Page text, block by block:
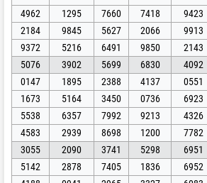
4962
1295 7660 7418 9423
2184
9845 5627 2066 9913
9372
5216 6491 9850 2143
5076
3902 5699 6830 4092
0147
1895 2388 4137 0551
1673
5164 3450 0736 6923
5538
6357 7992 9213 4326
4583
2939 8698 1200 7782
3055
2090 3741 5298 6951
5142
2878 7405 1836 6952